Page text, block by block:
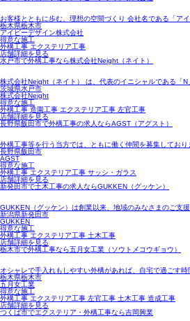
お客様とともに歩む、理想の空間づくり 会社名である「ア
栃木県栃木市
アイビーデザイン株式会社
得意な施工
外構工事 エクステリア工事
店舗詳細を見る
水戸市で外構工事なら株式会社Neight（ネイト）
株式会社Neight（ネイト） は、代表のイニシャルである「
茨城県水戸市
株式会社Neight
得意な施工
外構工事 造園工事 エクステリア工事 左官工事
店舗詳細を見る
長野県飯田市で外構工事の求人ならAGST（アグスト）
外構工事等を行う当方では、ともに働く仲間を募集してお
長野県飯田市
AGST
得意な施工
外構工事 エクステリア工事 サッシ・ガラス
店舗詳細を見る
新発田市で土木工事の求人ならGUKKEN（グッケン）
GUKKEN（グッケン）は創業以来、地域のみなさまのご支
新潟県新発田市
GUKKEN
得意な施工
外構工事 エクステリア工事 土木工事
店舗詳細を見る
栃木市で外構工事なら五月女工業（ソウトメコウギョウ）
オシャレで手入れもしやすい外構があれば、自宅で過ごす
栃木県栃木市
五月女工業
得意な施工
外構工事 エクステリア工事 左官工事 土木工事 造成工事
店舗詳細を見る
つくば市でエクステリア・外構工事なら吉岡興業